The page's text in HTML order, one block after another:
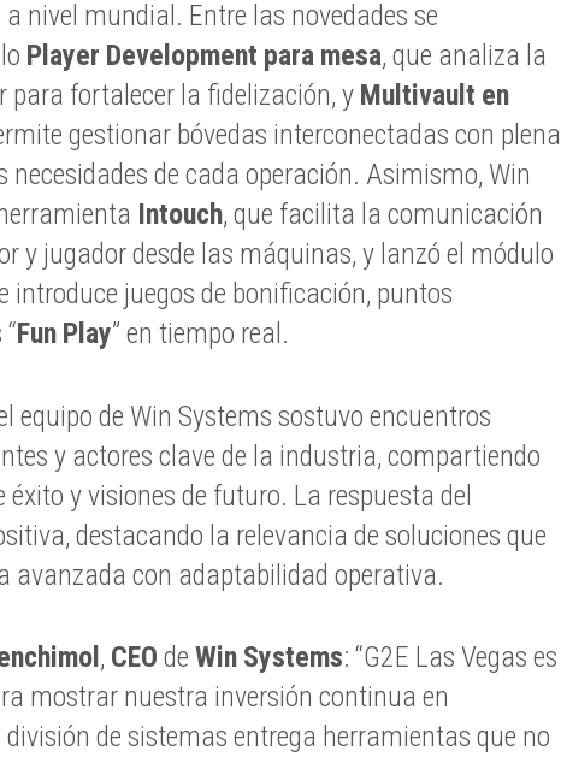
nivel mundial. Entre las novedades se
Player Development para mesa, que analiza la
para fortalecer la fidelización, y Multivault en
gestionar bóvedas interconectadas con plena
necesidades de cada operación. Asimismo, Win
Intouch, que facilita la comunicación
y jugador desde las máquinas, y lanzó el módulo
introduce juegos de bonificación, puntos
Fun Play” en tiempo real.
equipo de Win Systems sostuvo encuentros
y actores clave de la industria, compartiendo
éxito y visiones de futuro. La respuesta del
destacando la relevancia de soluciones que
avanzada con adaptabilidad operativa.
, CEO de Win Systems: “G2E Las Vegas es
mostrar nuestra inversión continua en
de sistemas entrega herramientas que no